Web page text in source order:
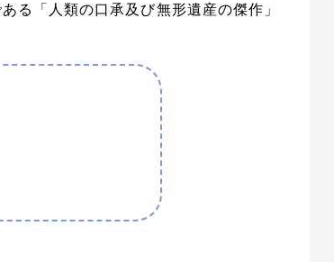
る「人類の口承及び無形遺産の傑作」